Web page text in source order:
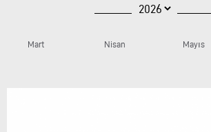
Mart Nisan Mayıs